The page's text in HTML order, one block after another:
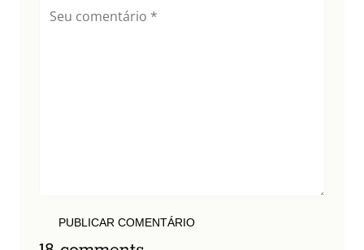
PUBLICAR COMENTÁRIO